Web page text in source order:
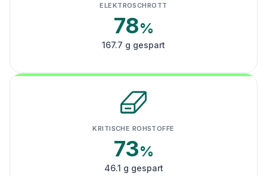
ELEKTROSCHROTT
78%
167.7 g gespart
KRITISCHE ROHSTOFFE
73%
46.1 g gespart